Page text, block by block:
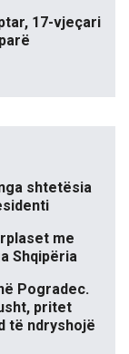
17-vjeçari
shtetësia
me
Shqipëria
Pogradec.
pritet
të ndryshojë